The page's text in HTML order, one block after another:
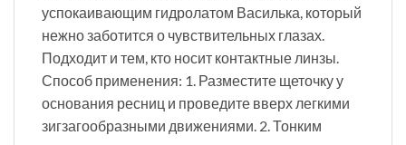
успокаивающим гидролатом Василька, который
нежно заботится о чувствительных глазах.
Подходит и тем, кто носит контактные линзы.
Способ применения: 1. Разместите щеточку у
основания ресниц и проведите вверх легкими
зигзагообразными движениями. 2. Тонким